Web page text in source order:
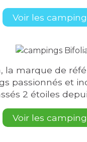
Voir les
la marque de
passionnés et
2 étoiles
Voir les